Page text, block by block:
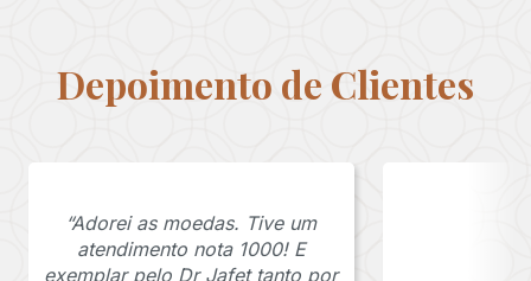
Depoimento de Clientes
“Adorei as moedas. Tive um
atendimento nota 1000! E
exemplar pelo Dr Jafet tanto por